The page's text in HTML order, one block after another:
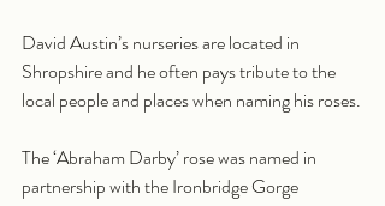
David Austin’s nurseries are located in
Shropshire and he often pays tribute to the
local people and places when naming his roses.
The ‘Abraham Darby’ rose was named in
partnership with the Ironbridge Gorge